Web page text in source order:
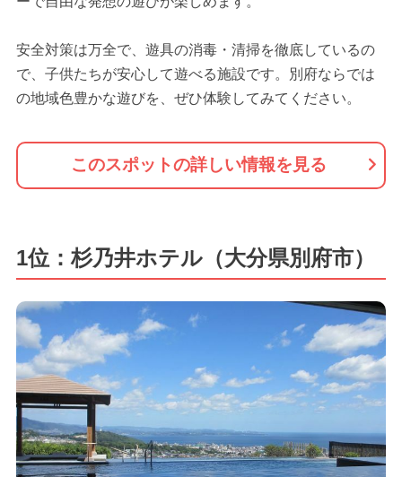
安全対策は万全で、遊具の消毒・清掃を徹底しているの
で、子供たちが安心して遊べる施設です。別府ならでは
の地域色豊かな遊びを、ぜひ体験してみてください。
このスポットの詳しい情報を見る
1位：杉乃井ホテル（大分県別府市）